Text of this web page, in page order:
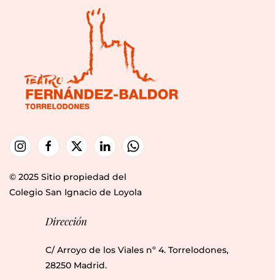
© 2025 Sitio propiedad del
Colegio San Ignacio de Loyola
Dirección
C/ Arroyo de los Viales nº 4. Torrelodones,
28250 Madrid.